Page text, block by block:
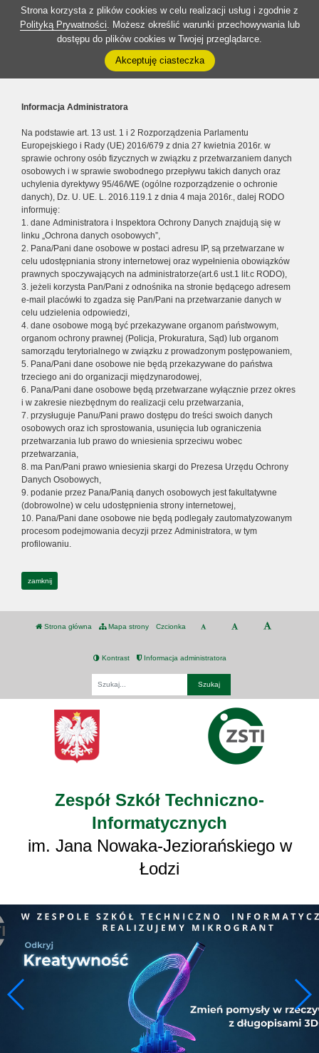
Strona korzysta z plików cookies w celu realizacji usług i zgodnie z
Polityką Prywatności. Możesz określić warunki przechowywania lub
dostępu do plików cookies w Twojej przeglądarce.
Akceptuję ciasteczka
Informacja Administratora
Na podstawie art. 13 ust. 1 i 2 Rozporządzenia Parlamentu
Europejskiego i Rady (UE) 2016/679 z dnia 27 kwietnia 2016r. w
sprawie ochrony osób fizycznych w związku z przetwarzaniem danych
osobowych i w sprawie swobodnego przepływu takich danych oraz
uchylenia dyrektywy 95/46/WE (ogólne rozporządzenie o ochronie
danych), Dz. U. UE. L. 2016.119.1 z dnia 4 maja 2016r., dalej RODO
informuję:
1. dane Administratora i Inspektora Ochrony Danych znajdują się w
linku „Ochrona danych osobowych”,
2. Pana/Pani dane osobowe w postaci adresu IP, są przetwarzane w
celu udostępniania strony internetowej oraz wypełnienia obowiązków
prawnych spoczywających na administratorze(art.6 ust.1 lit.c RODO),
3. jeżeli korzysta Pan/Pani z odnośnika na stronie będącego adresem
e-mail placówki to zgadza się Pan/Pani na przetwarzanie danych w
celu udzielenia odpowiedzi,
4. dane osobowe mogą być przekazywane organom państwowym,
organom ochrony prawnej (Policja, Prokuratura, Sąd) lub organom
samorządu terytorialnego w związku z prowadzonym postępowaniem,
5. Pana/Pani dane osobowe nie będą przekazywane do państwa
trzeciego ani do organizacji międzynarodowej,
6. Pana/Pani dane osobowe będą przetwarzane wyłącznie przez okres
i w zakresie niezbędnym do realizacji celu przetwarzania,
7. przysługuje Panu/Pani prawo dostępu do treści swoich danych
osobowych oraz ich sprostowania, usunięcia lub ograniczenia
przetwarzania lub prawo do wniesienia sprzeciwu wobec
przetwarzania,
8. ma Pan/Pani prawo wniesienia skargi do Prezesa Urzędu Ochrony
Danych Osobowych,
9. podanie przez Pana/Panią danych osobowych jest fakultatywne
(dobrowolne) w celu udostępnienia strony internetowej,
10. Pana/Pani dane osobowe nie będą podlegały zautomatyzowanym
procesom podejmowania decyzji przez Administratora, w tym
profilowaniu.
zamknij
Strona główna Mapa strony Czcionka
Kontrast Informacja administratora
Zespół Szkół Techniczno-
Informatycznych
im. Jana Nowaka-Jeziorańskiego w
Łodzi